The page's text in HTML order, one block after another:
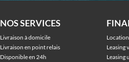
NOS SERVICES
Livraison à domicile
Livraison en point relais
Disponible en 24h
Leasing
Leasing